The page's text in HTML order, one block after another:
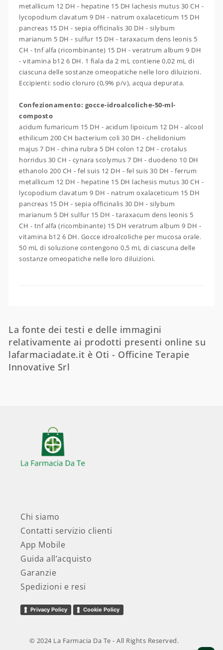
metallicum 12 DH - hepatine 15 DH lachesis mutus 30 CH -
lycopodium clavatum 9 DH - natrum oxalaceticum 15 DH
pancreas 15 DH - sepia officinalis 30 DH - silybum
marianum 5 DH - sulfur 15 DH - taraxacum dens leonis 5
CH - tnf alfa (ricombinante) 15 DH - veratrum album 9 DH
- vitamina b12 6 DH. 1 fiala da 2 mL contiene 0,02 mL di
ciascuna delle sostanze omeopatiche nelle loro diluizioni.
Eccipienti: sodio cloruro (0,9% p/v), acqua depurata.
Confezionamento: gocce-idroalcoliche-50-ml-
composto
acidum fumaricum 15 DH - acidum lipoicum 12 DH - alcool
ethilicum 200 CH bacterium coli 30 DH - chelidonium
majus 7 DH - china rubra 5 DH colon 12 DH - crotalus
horridus 30 CH - cynara scolymus 7 DH - duodeno 10 DH
ethanolo 200 CH - fel suis 12 DH - fel suis 30 DH - ferrum
metallicum 12 DH - hepatine 15 DH lachesis mutus 30 CH -
lycopodium clavatum 9 DH - natrum oxalaceticum 15 DH
pancreas 15 DH - sepia officinalis 30 DH - silybum
marianum 5 DH sulfur 15 DH - taraxacum dens leonis 5
CH - tnf alfa (ricombinante) 15 DH veratrum album 9 DH -
vitamina b12 6 DH. Gocce idroalcoliche per mucosa orale.
50 mL di soluzione contengono 0,5 mL di ciascuna delle
sostanze omeopatiche nelle loro diluizioni.
La fonte dei testi e delle immagini
relativamente ai prodotti presenti online su
lafarmaciadate.it è Oti - Officine Terapie
Innovative Srl
Chi siamo
Contatti servizio clienti
App Mobile
Guida all’acquisto
Garanzie
Spedizioni e resi
Privacy Policy Cookie Policy
© 2024 La Farmacia Da Te - All Rights Reserved.